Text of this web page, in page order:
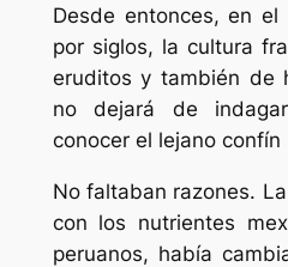
Desde entonces, en
por siglos, la cultura
eruditos y también de
no dejará de
conocer el lejano confín
No faltaban razones.
con los nutrientes
peruanos, había